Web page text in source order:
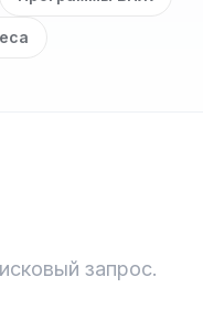
запрос.